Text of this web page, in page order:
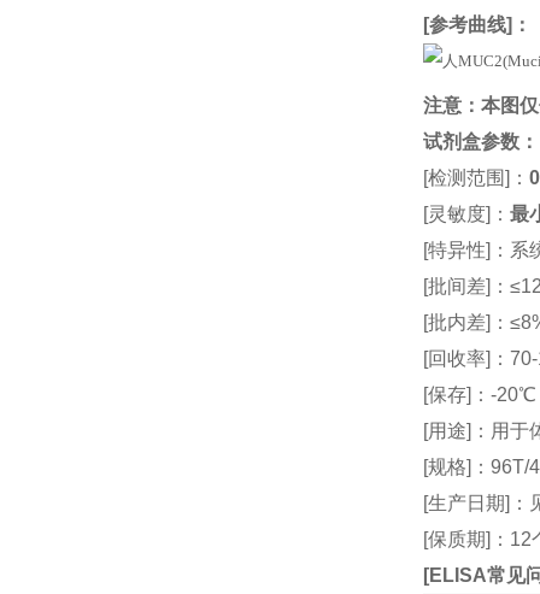
[参考曲线]：
注意：本图
试剂盒参数 ：
[检测范围]：
[灵敏度]：最
[特异性]：系
[批间差]：
[批内差]：
[回收率]：
[保存]：-
[用途]：用于
[规格]：96T/
[生产日期]：
[保质期]：
[ELISA常见